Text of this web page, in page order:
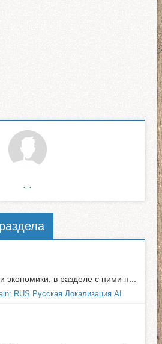
. .
экономики, в разделе с ними п...
RUS Русская Локализация AI